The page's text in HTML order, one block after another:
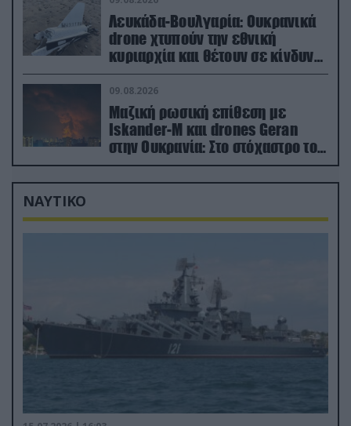
Λευκάδα-Βουλγαρία: Ουκρανικά
drone χτυπούν την εθνική
κυριαρχία και θέτουν σε κίνδυνο
οικονομίες χωρών του ΝΑΤΟ
09.08.2026
Μαζική ρωσική επίθεση με
Iskander-M και drones Geran
στην Ουκρανία: Στο στόχαστρο το
εργοστάσιο των Flamingo
ΝΑΥΤΙΚΟ